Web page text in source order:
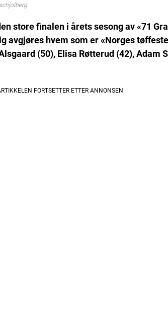
store finalen i årets sesong av «71
avgjøres hvem som er «Norges tøffeste
(50), Elisa Røtterud (42), Adam